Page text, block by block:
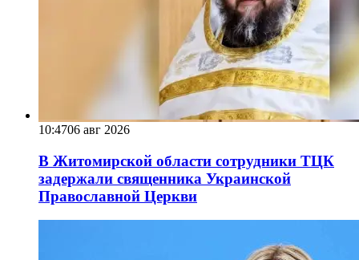
10:4706 авг 2026
В Житомирской области сотрудники ТЦК
задержали священника Украинской
Православной Церкви